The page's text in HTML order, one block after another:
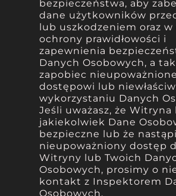
bezpieczeństwa, aby
dane użytkowników
lub uszkodzeniem oraz w
ochrony prawidłowości i
zapewnienia
Danych Osobowych, a
zapobiec
dostępowi lub
wykorzystaniu Danych
Jeśli uważasz, że Witryna
jakiekolwiek Dane
bezpieczne lub że
nieupoważniony dostęp
Witryny lub Twoich
Osobowych, prosimy o
kontakt z Inspektorem
Osobowych.